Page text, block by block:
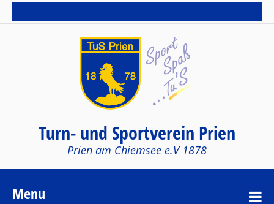
Turn- und Sportverein Prien
Prien am Chiemsee e.V 1878
Menu